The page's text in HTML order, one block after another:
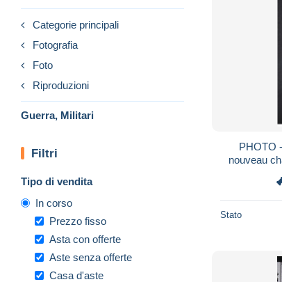
Categorie principali
Fotografia
Foto
Riproduzioni
Guerra, Militari
Filtri
Tipo di vendita
In corso
Prezzo fisso
Asta con offerte
Aste senza offerte
Casa d'aste
PHOTO
nouveau
Stato